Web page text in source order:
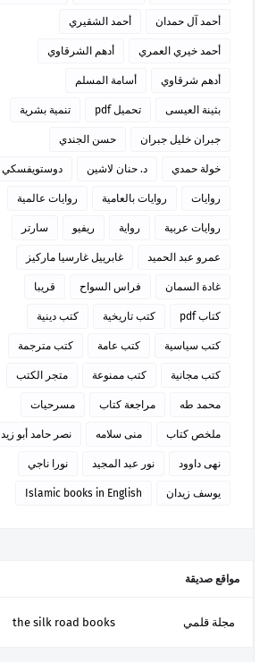
أحمد آل حمدان أحمد الشقيري
أحمد خيري العمري أدهم الشرقاوي
أدهم شرقاوي أسامة المسلم
بثينة العيسى تحميل pdf تنمية بشرية
جبران خليل جبران حسن الجندي
خولة حمدي د. حنان لاشين دوستويفسكي
روايات روايات بالعامية روايات عالمية
روايات عربية رواية ريفيو سارتر
عمرو عبد الحميد غابرييل غارسيا ماركيز
غادة السمان فراس السواح قريبا
كتاب pdf كتب تاريخية كتب دينية
كتب سياسية كتب عامة كتب مترجمة
كتب مجانية كتب ممنوعة متجر الكتب
محمد طه مراجعة كتاب مسرحيات
ملخص كتاب منى سلامه نصر حامد أبو زيد
نهى داوود نور عبد المجيد نورا ناجي
يوسف زيدان Islamic books in English
مواقع صديقة
مجلة قلمي the silk road books